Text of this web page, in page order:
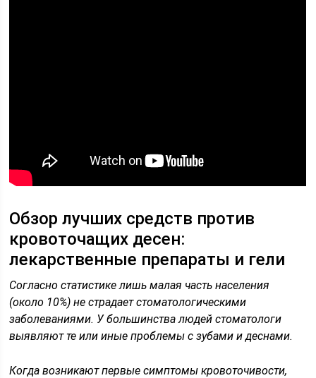
Обзор лучших средств против
кровоточащих десен:
лекарственные препараты и гели
Согласно статистике лишь малая часть населения
(около 10%) не страдает стоматологическими
заболеваниями. У большинства людей стоматологи
выявляют те или иные проблемы с зубами и деснами.
Когда возникают первые симптомы кровоточивости,